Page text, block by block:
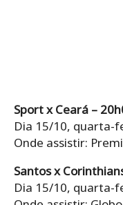
Sport x Ceará –
Dia 15/10, quarta-
Onde assistir:
Santos x
Dia 15/10, quarta-